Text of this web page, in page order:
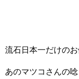
流石日本一だけのお
あのマツコさんの